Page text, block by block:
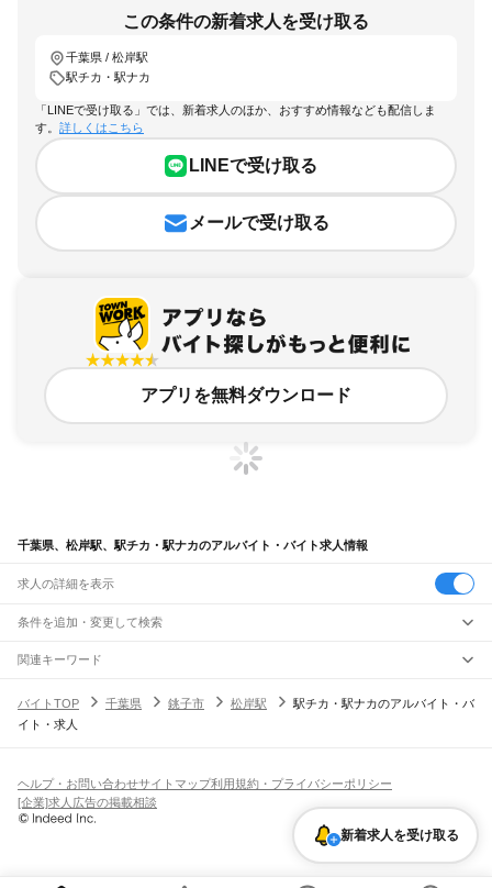
この条件の新着求人を受け取る
千葉県 / 松岸駅
駅チカ・駅ナカ
「LINEで受け取る」では、新着求人のほか、おすすめ情報なども配信しま
す。 詳しくはこちら
LINEで受け取る
メールで受け取る
アプリを無料ダウンロード
千葉県、松岸駅、駅チカ・駅ナカのアルバイト・バイト求人情報
求人の詳細を表示
条件を追加・変更して検索
市区町村を追加・変更
千葉県すべて
千葉市
旭市習志野市柏市勝浦市市原市流山市八千代市我孫子市鴨川市鎌ケ谷市
君津市富津市浦安市 印西市白井市富里市南房総市
匝瑳市香取市 印旛郡 香取郡山武郡 長生郡夷隅郡
駅を追加・変更
JR中央・総武線
市川駅本八幡駅下総中山駅 津田沼駅幕張本郷駅幕張駅
新検見川駅
職種を追加・変更
飲食・フードサービスすべて
ホールスタッフキッチンスタッフ
パン屋（ベーカリー）
バー（BAR）・バーテンダー
飲食店（店長・マネージャー）
人気
日払いOK高校生歓迎 髪型・髪色自由
留学生・外国人活躍中
雇用形態を追加・変更
関連キーワード
バイトTOP
千葉県 銚子市 松岸駅
駅チカ・駅ナカのアルバイト・バ
イト・求人
新着求人を受け取る
ヘルプ・お問い合わせサイトマップ利用規約・プライバシーポリシー
[企業]求人広告の掲載相談